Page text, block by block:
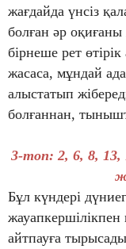
жағдайда үнсіз
болған әр
бірнеше рет
жасаса, мұндай
алыстатып
болғаннан,
3-топ: 2, 6, 8, 13,
Бұл күндері
жауапкершілікпен
айтпауға